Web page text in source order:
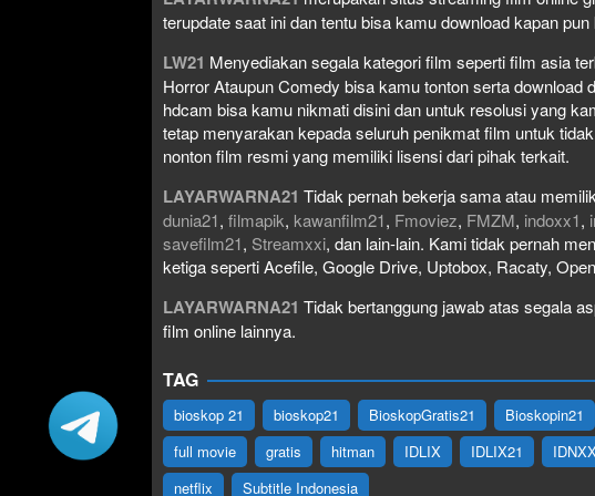
terupdate saat ini dan tentu bisa kamu download kapan
LW21 Menyediakan segala kategori film seperti film asia
Horror Ataupun Comedy bisa kamu tonton serta
hdcam bisa kamu nikmati disini dan untuk resolusi yang
tetap menyarakan kepada seluruh penikmat film untuk
nonton film resmi yang memiliki lisensi dari pihak terkait.
LAYARWARNA21 Tidak pernah bekerja sama atau
dunia21, filmapik, kawanfilm21, Fmoviez, FMZM, indoxx1,
savefilm21, Streamxxi, dan lain-lain. Kami tidak pernah
ketiga seperti Acefile, Google Drive, Uptobox, Racaty,
LAYARWARNA21 Tidak bertanggung jawab atas segala
film online lainnya.
TAG
bioskop 21 bioskop21 BioskopGratis21 Bioskopin21
full movie
gratis hitman IDLIX IDLIX21
netflix
Subtitle Indonesia